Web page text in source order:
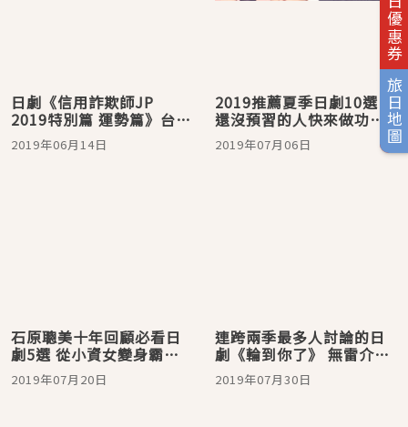
旅日優惠券
旅日地圖
日劇《信用詐欺師JP
2019特別篇 運勢篇》台灣
也看得到囉！
2019年06月14日
2019推薦夏季日劇10選
還沒預習的人快來做功課
吧！
2019年07月06日
石原聰美十年回顧必看日
劇5選 從小資女變身霸氣
女王！
2019年07月20日
連跨兩季最多人討論的日
劇《輪到你了》 無雷介紹
你猜到犯人了嗎？
2019年07月30日